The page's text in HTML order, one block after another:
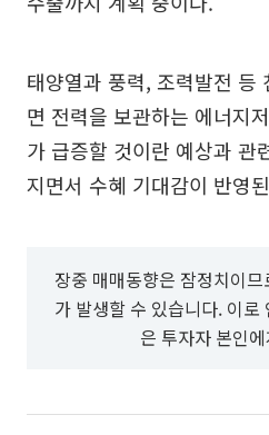
태양열과 풍력, 조력발전 등
면 전력을 보관하는 에너지
가 급증할 것이란 예상과 관
지면서 수혜 기대감이 반영
장중 매매동향은 잠정치이
가 발생할 수 있습니다. 이로
은 투자자 본인